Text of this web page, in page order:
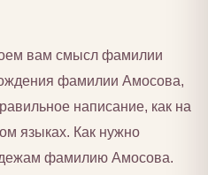
вам смысл фамилии
фамилии Амосова,
написание, как на
языках. Как нужно
фамилию Амосова.